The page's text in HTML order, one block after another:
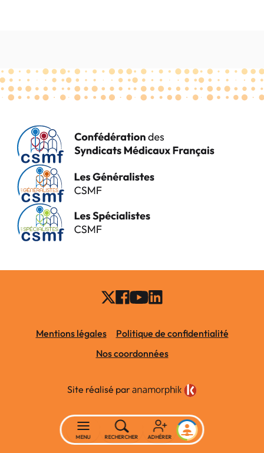
Mentions légales
Politique de confidentialité
Nos coordonnées
Site réalisé par
MENU RECHERCHER ADHÉRER